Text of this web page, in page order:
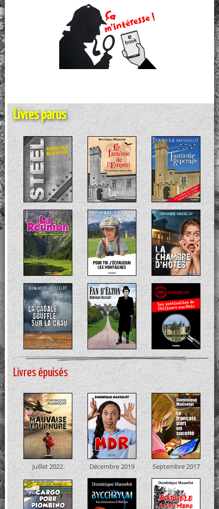
Livres parus
Livres épuisés
Juillet 2022 Décembre 2019 Septembre 2017